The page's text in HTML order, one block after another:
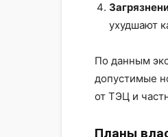
ухудшают
По данным
допустимые
от ТЭЦ и
Планы